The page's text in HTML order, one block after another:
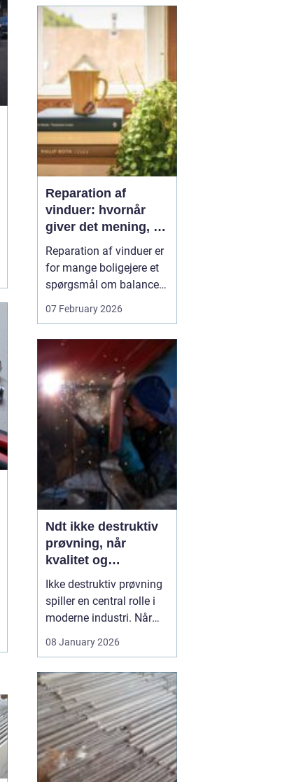
om børn, ægteskab, arv
eller bolig handler
sjældent kun om
paragraffer, men også
om følelser, tryghed og
fremtid. I sådan en
situation kan en09
February 2026
Reparation af
vinduer: hvornår
giver det mening, og
hvad skal du
vælge?
Reparation af vinduer er
for mange boligejere et
spørgsmål om balance.
På den ene side vil du
gerne bevare husets
unødvendige udgifter. På
den anden side skal
vinduerne være tætte,
ene...
07 February 2026
Ndt ikke destruktiv
prøvning, når
kvalitet og
sikkerhed er
afgørende
Ikke destruktiv prøvning
spiller en central rolle i
moderne industri. Når
udstyr, tanke eller
kontrolleres, skal det ske
uden at ødelægge
emnet. Her kommerN...
08 January 2026